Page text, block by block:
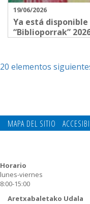
19/06/2026
Ya está
“Biblioporrak”
20 elementos
MAPA DEL SITIO
Aretxabaletako Udala
Horario
lunes-viernes
8:00-15:00